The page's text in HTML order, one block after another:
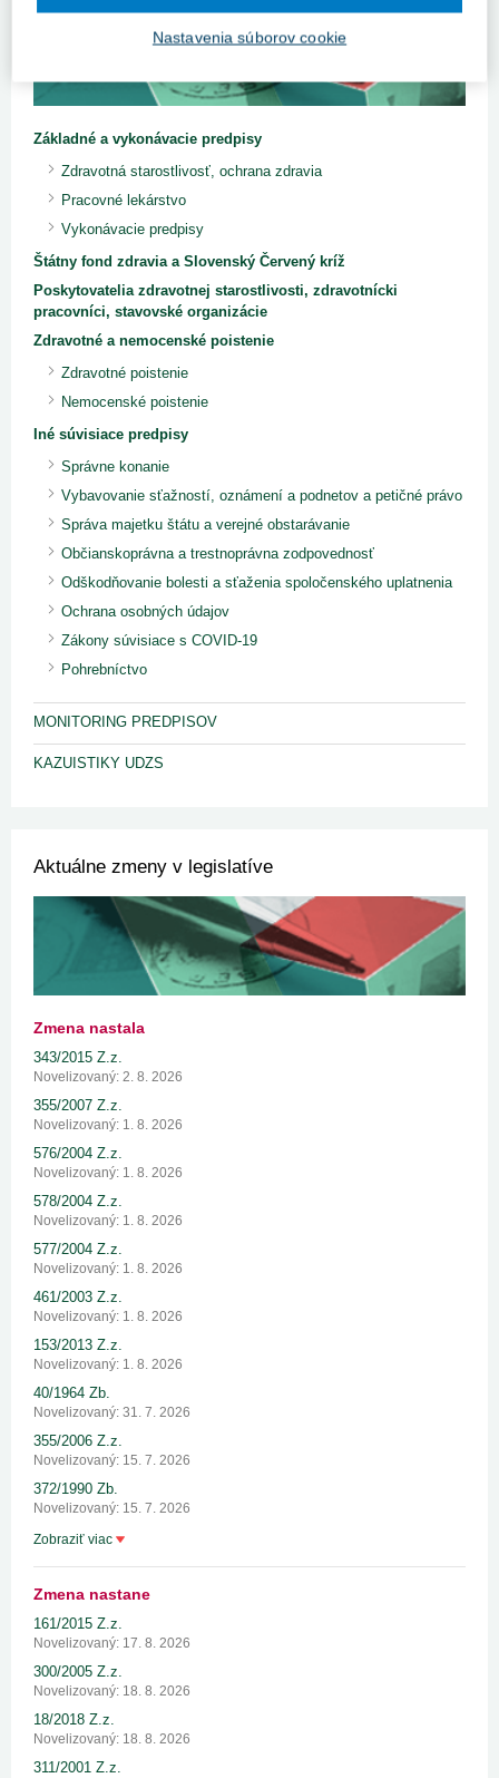
Základné a vykonávacie predpisy
Zdravotná starostlivosť, ochrana zdravia
Pracovné lekárstvo
Vykonávacie predpisy
Štátny fond zdravia a Slovenský Červený kríž
Poskytovatelia zdravotnej starostlivosti, zdravotnícki
pracovníci, stavovské organizácie
Zdravotné a nemocenské poistenie
Zdravotné poistenie
Nemocenské poistenie
Iné súvisiace predpisy
Správne konanie
Vybavovanie sťažností, oznámení a podnetov a petičné právo
Správa majetku štátu a verejné obstarávanie
Občianskoprávna a trestnoprávna zodpovednosť
Odškodňovanie bolesti a sťaženia spoločenského uplatnenia
Ochrana osobných údajov
Zákony súvisiace s COVID-19
Pohrebníctvo
MONITORING PREDPISOV
KAZUISTIKY UDZS
Aktuálne zmeny v legislatíve
Zmena nastala
343/2015 Z.z.
Novelizovaný: 2. 8. 2026
355/2007 Z.z.
Novelizovaný: 1. 8. 2026
576/2004 Z.z.
Novelizovaný: 1. 8. 2026
578/2004 Z.z.
Novelizovaný: 1. 8. 2026
577/2004 Z.z.
Novelizovaný: 1. 8. 2026
461/2003 Z.z.
Novelizovaný: 1. 8. 2026
153/2013 Z.z.
Novelizovaný: 1. 8. 2026
40/1964 Zb.
Novelizovaný: 31. 7. 2026
355/2006 Z.z.
Novelizovaný: 15. 7. 2026
372/1990 Zb.
Novelizovaný: 15. 7. 2026
Zobraziť viac
Zmena nastane
161/2015 Z.z.
Novelizovaný: 17. 8. 2026
300/2005 Z.z.
Novelizovaný: 18. 8. 2026
18/2018 Z.z.
Novelizovaný: 18. 8. 2026
311/2001 Z.z.
Nastavenia súborov cookie